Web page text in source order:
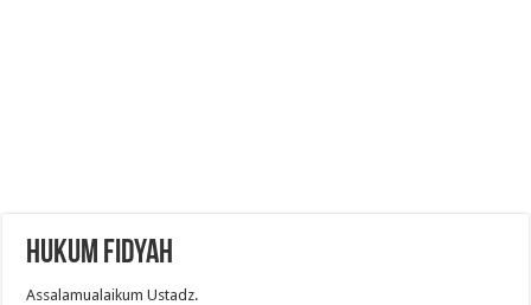
Hukum Fidyah
Assalamualaikum Ustadz.